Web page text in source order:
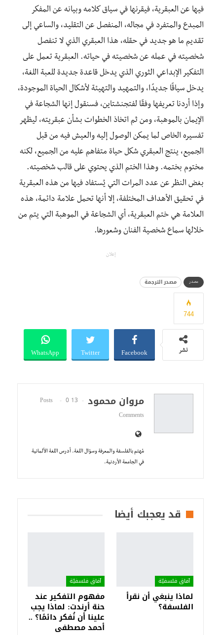
فيها عن العبقرية، فيقرنها في سياق كلامه وبيانه عن المفكر
المبدع والمتفرد في مجاله، المنفصل عن التقليد، والساعي إلى
تقديم ما هو جديد في حقله، هذا العبقري الذي لا تنفصل
شخصيته في عمله عن شخصيته في حياته. العبقرية تعمل على
التفكير الإبداعي الثوري الذي يدخل قاعدة جديدة للعبة اللغة،
يدخل سياقًا جديدًا، والتمهيد والتهيئة لأشكال الحياة الموجودة،
وإذا أردنا تعريفها وفقًا لفتجنشتاين، فسنقول إنها الشجاعة في
الإيمان بالموهبة، ومن ثم اتخاذ الخطوات بشأن عبقريته، ليظهر
تفسيره الخاص لما يمكن الوصول إليه والعيش فيه من قبل
الجميع، ينتج العبقري شكل حياة متفاهم عليه من الجميع، لكنه
مختوم بختمه. وهذا الختم الذي يحتوي على قالب شخصيته.
بغض النظر عن عدد المرات التي يُستفاد فيها من هذه العبقرية
في تحقيق الأهداف المختلفة، إلا أنها تحمل علامة دائمة، هذه
العلامة هي ختم العبقرية، أي الشجاعة في الموهبة التي يتم من
خلالها سماع شخصية الفنان وشعورها.
إعلان
مصدر مصدر الترجمة
744
نشر Facebook
Twitter
WhatsApp
مروان محمود 13 Posts
0
Comments
مُهتم بالفلسفة والمعرفة وسؤال اللغة. أدرس اللغة الألمانية
في الجامعة الأردنية.
قد يعجبك أيضا
آفاق فلسفيّة‎
لماذا ينبغي أن نقرأ
الفلسفة؟
آفاق فلسفيّة‎
مفهوم التفكير عند
حنة أرندت: لماذا يجب
علينا أن نُفكر دائمًا؟ ..
أحمد مصطفى